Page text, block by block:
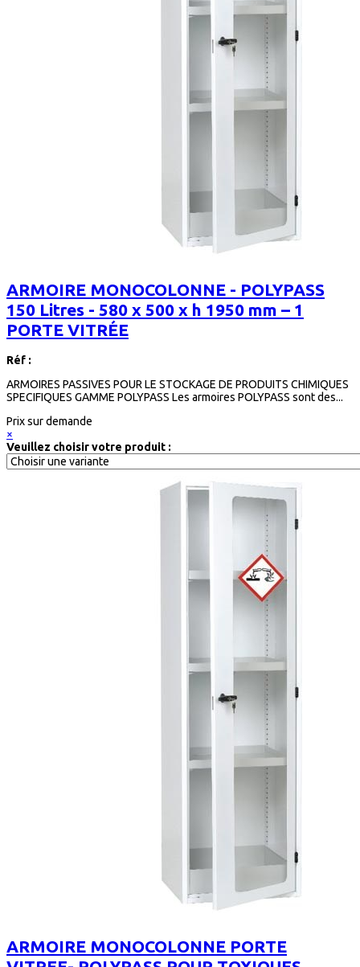
ARMOIRE MONOCOLONNE - POLYPASS
150 Litres - 580 x 500 x h 1950 mm – 1
PORTE VITRÉE
Réf :
ARMOIRES PASSIVES POUR LE STOCKAGE DE PRODUITS CHIMIQUES
SPECIFIQUES GAMME POLYPASS Les armoires POLYPASS sont des...
Prix sur demande
×
Veuillez choisir votre produit :
ARMOIRE MONOCOLONNE PORTE